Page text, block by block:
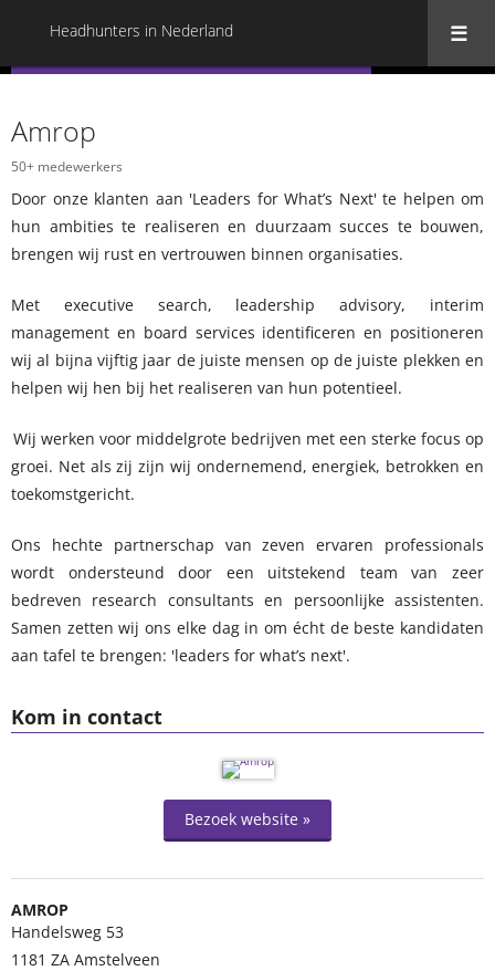
Headhunters in Nederland
Kom in contact
Bezoek website »
AMROP
Handelsweg 53
1181 ZA Amstelveen
Amrop
50+ medewerkers
Door onze klanten aan 'Leaders for What’s Next' te helpen om
hun ambities te realiseren en duurzaam succes te bouwen,
brengen wij rust en vertrouwen binnen organisaties.
Met executive search, leadership advisory, interim
management en board services identificeren en positioneren
wij al bijna vijftig jaar de juiste mensen op de juiste plekken en
helpen wij hen bij het realiseren van hun potentieel.
Wij werken voor middelgrote bedrijven met een sterke focus op
groei. Net als zij zijn wij ondernemend, energiek, betrokken en
toekomstgericht.
Ons hechte partnerschap van zeven ervaren professionals
wordt ondersteund door een uitstekend team van zeer
bedreven research consultants en persoonlijke assistenten.
Samen zetten wij ons elke dag in om écht de beste kandidaten
aan tafel te brengen: 'leaders for what’s next'.